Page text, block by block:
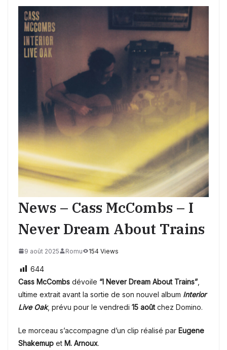
News – Cass McCombs – I
Never Dream About Trains
9 août 2025 Romu 154 Views
644
Cass McCombs dévoile “I Never Dream About Trains”,
ultime extrait avant la sortie de son nouvel album Interior
Live Oak, prévu pour le vendredi 15 aoûtchez Domino.
Le morceau s’accompagne d’un clip réalisé par Eugene
Shakemup et M. Arnoux.